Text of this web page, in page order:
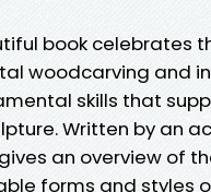
book celebrates
woodcarving and
skills that
Written by an
an overview of
forms and styles